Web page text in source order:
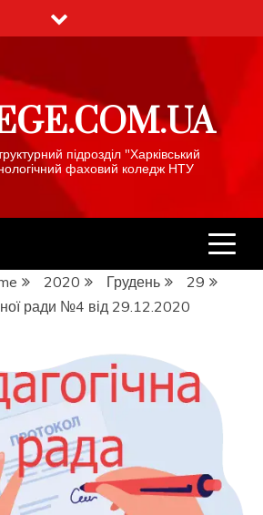
підрозділ "Харківський
фаховий коледж НТУ
2020 Грудень
29
ради №4 від 29.12.2020